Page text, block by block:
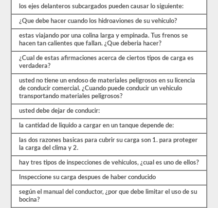
preguntas
con
las
que
encontrarás
que
pasar
sea
fácil.
Tenemos
400
preguntas
que
pertenecen
al
examen
de
Conocimiento
general
distribuidas
los ejes delanteros subcargados pueden causar lo siguiente:
¿Que debe hacer cuando los hidroaviones de su vehiculo?
estas viajando por una colina larga y empinada. Tus frenos se
hacen tan calientes que fallan. ¿Que deberia hacer?
¿Cual de estas afirmaciones acerca de ciertos tipos de carga es
verdadera?
usted no tiene un endoso de materiales peligrosos en su licencia
de conducir comercial. ¿Cuando puede conducir un vehiculo
transportando materiales peligrosos?
usted debe dejar de conducir:
la cantidad de liquido a cargar en un tanque depende de:
las dos razones basicas para cubrir su carga son 1. para proteger
la carga del clima y 2.
hay tres tipos de inspecciones de vehiculos, ¿cual es uno de ellos?
Inspeccione su carga despues de haber conducido
según el manual del conductor, ¿por que debe limitar el uso de su
bocina?